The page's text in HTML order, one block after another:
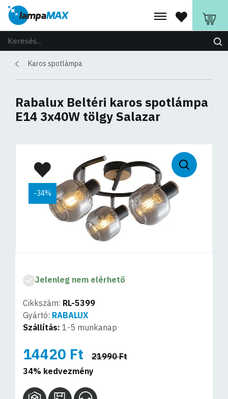
Karos spotlámpa
Rabalux Beltéri karos spotlámpa
E14 3x40W tölgy Salazar
-34%
Jelenleg nem elérhető
Cikkszám: RL-5399
Gyártó: RABALUX
Szállítás: 1-5 munkanap
14420 Ft
21990 Ft
34% kedvezmény